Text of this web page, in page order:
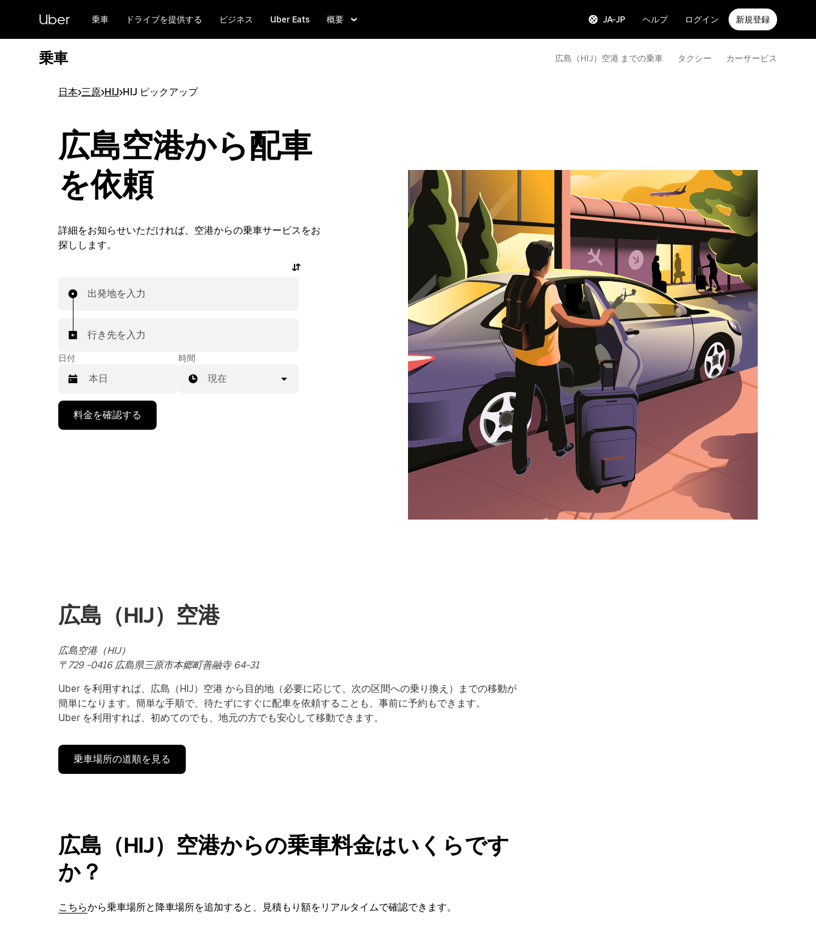
Uber 乗車 ドライブを提供する ビジネス Uber Eats 概要 JA-JP ヘルプ ログイン 新規登録
乗車 広島（HIJ）空港 までの乗車 タクシー カーサービス
日本>三原>HIJ>HIJ ピックアップ
広島空港から配車
を依頼
詳細をお知らせいただければ、空港からの乗車サービスをお
探しします。
出発地を入力
行き先を入力
日付
付
を
択
し
す。
ESC
ボ
で
レ
閉
じ
ま
す。
時間
現在
料金を確認する
広島（HIJ）空港
広島空港（HIJ）
〒729 -0416 広島県三原市本郷町善融寺 64-31
Uber を利用すれば、広島（HIJ）空港 から目的地（必要に応じて、次の区間への乗り換え）までの移動が
簡単になります。簡単な手順で、待たずにすぐに配車を依頼することも、事前に予約もできます。
Uber を利用すれば、初めてのでも、地元の方でも安心して移動できます。
乗車場所の道順を見る
広島（HIJ）空港からの乗車料金はいくらです
か？
こちらから乗車場所と降車場所を追加すると、見積もり額をリアルタイムで確認できます。